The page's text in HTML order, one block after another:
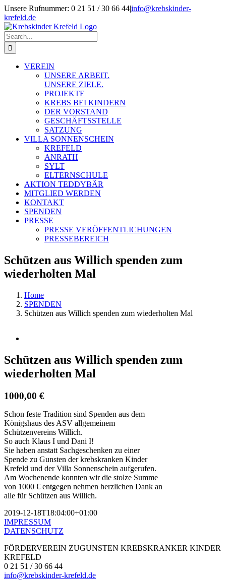
Skip
to
content
Unsere Rufnummer: 0 21 51 / 30 66 44|info@krebskinder-
krefeld.de
Facebook
Instagram
Search
for:
VEREIN
UNSERE ARBEIT.
UNSERE ZIELE.
PROJEKTE
KREBS BEI KINDERN
DER VORSTAND
GESCHÄFTSSTELLE
SATZUNG
VILLA SONNENSCHEIN
KREFELD
ANRATH
SYLT
ELTERNSCHULE
AKTION TEDDYBÄR
MITGLIED WERDEN
KONTAKT
SPENDEN
PRESSE
PRESSE VERÖFFENTLICHUNGEN
PRESSEBEREICH
Schützen aus Willich spenden zum
wiederholten Mal
Home
SPENDEN
Schützen aus Willich spenden zum wiederholten Mal
Image
Schützen aus Willich spenden zum
wiederholten Mal
1000,00 €
Schon feste Tradition sind Spenden aus dem
Königshaus des ASV allgemeinem
Schützenvereins Willich.
So auch Klaus I und Dani I!
Sie haben anstatt Sachgeschenken zu einer
Spende zu Gunsten der krebskranken Kinder
Krefeld und der Villa Sonnenschein aufgerufen.
Am Wochenende konnten wir die stolze Summe
von 1000 € entgegen nehmen herzlichen Dank an
alle für Schützen aus Willich.
2019-12-18T18:04:00+01:00
IMPRESSUM
DATENSCHUTZ
FÖRDERVEREIN ZUGUNSTEN KREBSKRANKER KINDER
KREFELD
0 21 51 / 30 66 44
info@krebskinder-krefeld.de